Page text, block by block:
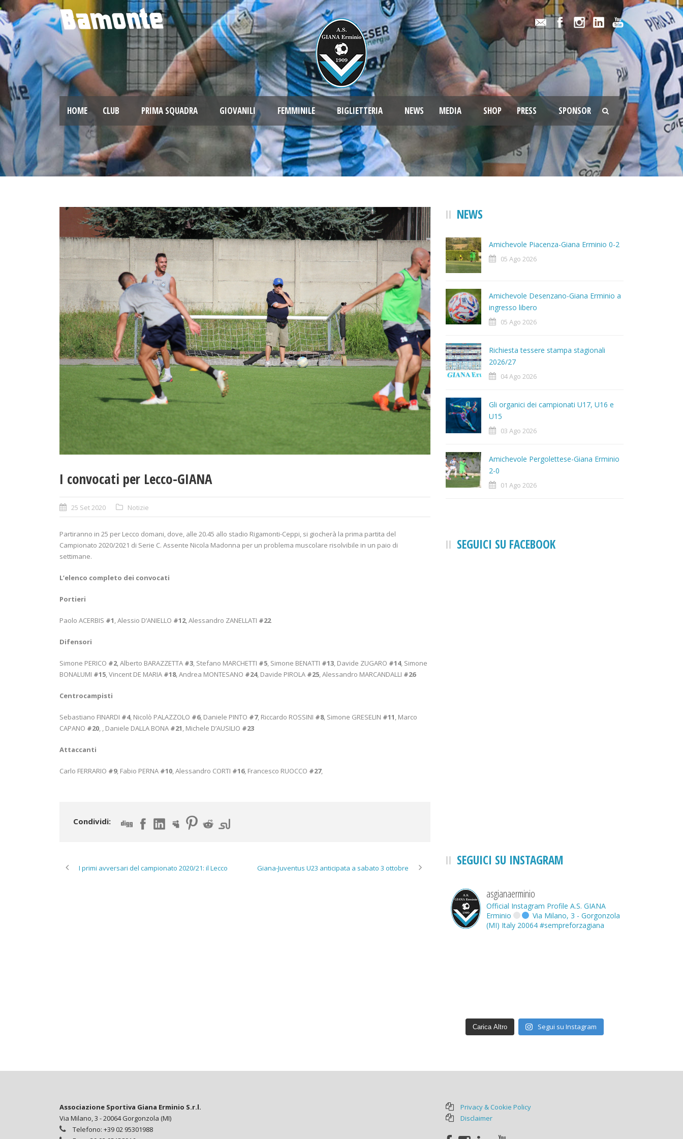
HOME CLUB PRIMA SQUADRA GIOVANILI FEMMINILE BIGLIETTERIA NEWS MEDIA SHOP PRESS SPONSOR
I convocati per Lecco-GIANA
25 Set 2020 Notizie
Partiranno in 25 per Lecco domani, dove, alle 20.45 allo stadio Rigamonti-Ceppi, si giocherà la prima partita del
Campionato 2020/2021 di Serie C. Assente Nicola Madonna per un problema muscolare risolvibile in un paio di
settimane.
L’elenco completo dei convocati
Portieri
Paolo ACERBIS #1, Alessio D’ANIELLO #12, Alessandro ZANELLATI #22
Difensori
Simone PERICO #2, Alberto BARAZZETTA #3, Stefano MARCHETTI #5, Simone BENATTI #13, Davide ZUGARO #14, Simone
BONALUMI #15, Vincent DE MARIA #18, Andrea MONTESANO #24, Davide PIROLA #25, Alessandro MARCANDALLI #26
Centrocampisti
Sebastiano FINARDI #4, Nicolò PALAZZOLO #6, Daniele PINTO #7, Riccardo ROSSINI #8, Simone GRESELIN #11, Marco
CAPANO #20, , Daniele DALLA BONA #21, Michele D’AUSILIO #23
Attaccanti
Carlo FERRARIO #9, Fabio PERNA #10, Alessandro CORTI #16, Francesco RUOCCO #27,
Condividi:
I primi avversari del campionato 2020/21: il Lecco Giana-Juventus U23 anticipata a sabato 3 ottobre
NEWS
Amichevole Piacenza-Giana Erminio 0-2
05 Ago 2026
Amichevole Desenzano-Giana Erminio a
ingresso libero
05 Ago 2026
Richiesta tessere stampa stagionali
2026/27
04 Ago 2026
Gli organici dei campionati U17, U16 e
U15
03 Ago 2026
Amichevole Pergolettese-Giana Erminio
2-0
01 Ago 2026
SEGUICI SU FACEBOOK
SEGUICI SU INSTAGRAM
asgianaerminio
Official Instagram Profile A.S. GIANA
Erminio
Via Milano, 3 - Gorgonzola
(MI) Italy 20064 #sempreforzagiana
Carica Altro Segui su Instagram
Associazione Sportiva Giana Erminio S.r.l.
Via Milano, 3 - 20064 Gorgonzola (MI)
Telefono: +39 02 95301988
Privacy & Cookie Policy
Disclaimer